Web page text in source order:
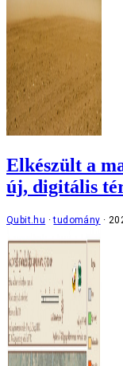
Elkészült a
új, digitális
Qubit.hu tudomány